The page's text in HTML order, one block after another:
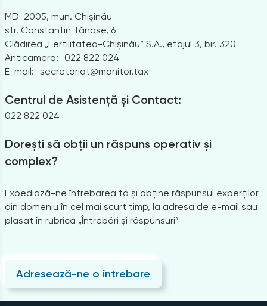
MD-2005, mun. Chișinău
str. Constantin Tănase, 6
Clădirea „Fertilitatea-Chișinău” S.A., etajul 3, bir. 320
Anticamera:
022 822 024
E-mail: secretariat@monitor.tax
Centrul de Asistență și Contact:
022 822 024
Dorești să obții un răspuns operativ și
complex?
Expediază-ne întrebarea ta și obține răspunsul experților
din domeniu în cel mai scurt timp, la adresa de e-mail sau
plasat în rubrica „Întrebări și răspunsuri”
Adresează-ne o întrebare